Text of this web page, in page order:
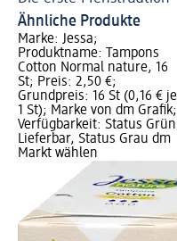
Ähnliche Produkte
Marke: Jessa;
Produktname: Tampons
Cotton Normal nature, 16
St; Preis: 2,50 €;
Grundpreis: 16 St (0,16 € je
1 St); Marke von dm Grafik;
Verfügbarkeit: Status Grün
Lieferbar, Status Grau dm
Markt wählen